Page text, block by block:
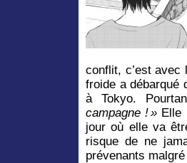
conflit, c’est avec
froide a débarqué
à Tokyo.
campagne ! » Elle
jour où elle va
risque de ne
prévenants